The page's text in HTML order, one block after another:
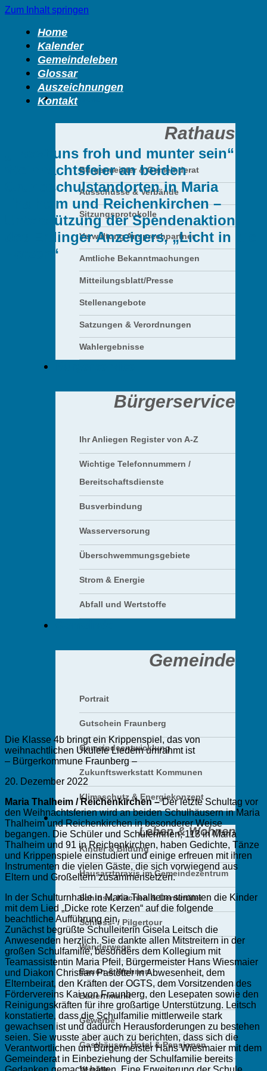
Zum Inhalt springen
Home
Kalender
Gemeindeleben
Glossar
Auszeichnungen
Kontakt
Rathaus
Rathaus
Bürgermeister & Gemeinderat
Ausschüsse & Verbände
Sitzungsprotokolle
Verwaltung Ansprechpartner
Amtliche Bekanntmachungen
Mitteilungsblatt/Presse
Stellenangebote
Satzungen & Verordnungen
Wahlergebnisse
Bürgerservice
Ihr Anliegen Register von A-Z
Wichtige Telefonnummern /
Bereitschaftsdienste
Busverbindung
Wasserversorung
Überschwemmungsgebiete
Strom & Energie
Abfall und Wertstoffe
Gemeinde
Portrait
Gutschein Fraunberg
Gemeindeentwicklung
Zukunftswerkstatt Kommunen
Klimaschutz & Energiekonzept
Leben & Wohnen
Leben & Wohnen
Kinder & Bildung
Hausarztpraxis im Gemeindezentrum
Schloss, Kirchen & Denkmäler
Schloss- / Pilgertour
Wanderwege
Bauen & Wohnen
Bauernmarkt
Gewerbe
Gasthäuser, Hotel & Pensionen
Vereine
„Lasst uns froh und munter sein“ –
Weihnachtsfeier an beiden
Grundschulstandorten in Maria
Thalheim und Reichenkirchen –
Unterstützung der Spendenaktion
des Erdinger Anzeigers, „Licht in die
Herzen“
Die Klasse 4b bringt ein Krippenspiel, das von
weihnachtlichen Ukulele Liedern umrahmt ist
– Bürgerkommune Fraunberg –
20. Dezember 2022
Maria Thalheim / Reichenkirchen –Der letzte Schultag vor
den Weihnachtsferien wird an beiden Schulhäusern in Maria
Thalheim und Reichenkirchen in besonderer Weise
begangen. Die Schüler und Schülerinnen, 113 in Maria
Thalheim und 91 in Reichenkirchen, haben Gedichte, Tänze
und Krippenspiele einstudiert und einige erfreuen mit ihren
Instrumenten die vielen Gäste, die sich vorwiegend aus
Eltern und Großeltern zusammensetzen.
In der Schulturnhalle in Maria Thalheim stimmten die Kinder
mit dem Lied „Dicke rote Kerzen“ auf die folgende
beachtliche Aufführung ein.
Zunächst begrüßte Schulleiterin Gisela Leitsch die
Anwesenden herzlich. Sie dankte allen Mitstreitern in der
großen Schulfamilie, besonders dem Kollegium mit
Teamassistentin Maria Pfeil, Bürgermeister Hans Wiesmaier
und Diakon Christian Pastötter in Abwesenheit, dem
Elternbeirat, den Kräften der OGTS, dem Vorsitzenden des
Fördervereins Kai von Fraunberg, den Lesepaten sowie den
Reinigungskräften für ihre großartige Unterstützung. Leitsch
konstatierte, dass die Schulfamilie mittlerweile stark
gewachsen ist und dadurch Herausforderungen zu bestehen
seien. Sie wusste aber auch zu berichten, dass sich die
Verantwortlichen um Bürgermeister Hans Wiesmaier mit dem
Gemeinderat in Einbeziehung der Schulfamilie bereits